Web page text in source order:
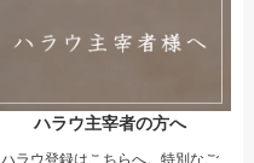
ハラウ主宰者の方へ
ハラウ登録はこちらへ。特別なご